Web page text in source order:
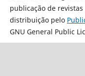
publicação de
distribuição pelo
GNU General Public